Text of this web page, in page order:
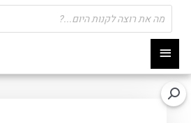
תפריט
ראשי
Products
search